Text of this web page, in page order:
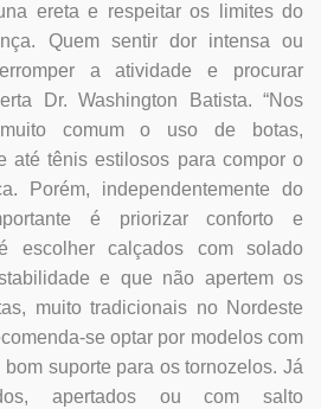
ereta e respeitar os limites do
Quem sentir dor intensa ou
a atividade e procurar
Dr. Washington Batista. “Nos
comum o uso de botas,
até tênis estilosos para compor o
Porém, independentemente do
é priorizar conforto e
escolher calçados com solado
e que não apertem os
muito tradicionais no Nordeste
se optar por modelos com
suporte para os tornozelos. Já
apertados ou com salto